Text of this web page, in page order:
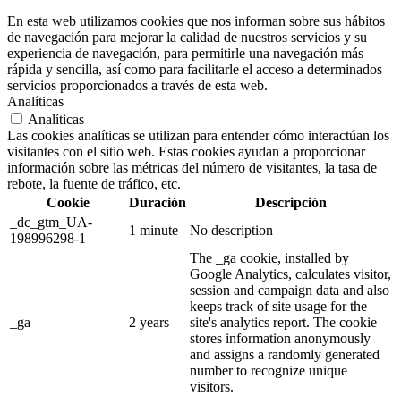
En esta web utilizamos cookies que nos informan sobre sus hábitos
de navegación para mejorar la calidad de nuestros servicios y su
experiencia de navegación, para permitirle una navegación más
rápida y sencilla, así como para facilitarle el acceso a determinados
servicios proporcionados a través de esta web.
Analíticas
Analíticas
Las cookies analíticas se utilizan para entender cómo interactúan los
visitantes con el sitio web. Estas cookies ayudan a proporcionar
información sobre las métricas del número de visitantes, la tasa de
rebote, la fuente de tráfico, etc.
Cookie
Duración
Descripción
_dc_gtm_UA-
198996298-1
1 minute No description
_ga 2 years
The _ga cookie, installed by
Google Analytics, calculates visitor,
session and campaign data and also
keeps track of site usage for the
site's analytics report. The cookie
stores information anonymously
and assigns a randomly generated
number to recognize unique
visitors.